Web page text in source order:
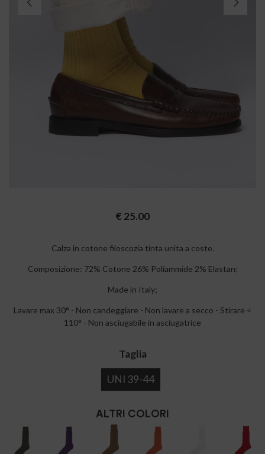
€25.00
Calza in cotone filoscozia tinta unita a coste.
Composizione: 72% Cotone 26% Poliammide 2% Elastan;
Made in Italy;
Lavare max 30° - Non candeggiare - Non lavare a secco - Stirare <
110° - Non asciugabile in asciugatrice
Taglia
UNI 39-44
ALTRI COLORI